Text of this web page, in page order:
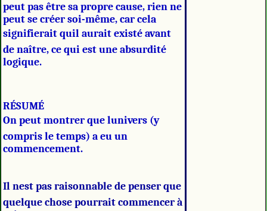
peut pas être sa propre cause, rien ne
peut se créer soi-même, car cela
signifierait quil aurait existé avant
de naître, ce qui est une absurdité
logique.
RÉSUMÉ
On peut montrer que lunivers (y
compris le temps) a eu un
commencement.
Il nest pas raisonnable de penser que
quelque chose pourrait commencer à